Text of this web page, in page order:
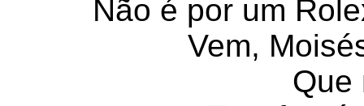
Não é por um
Vem,
Que